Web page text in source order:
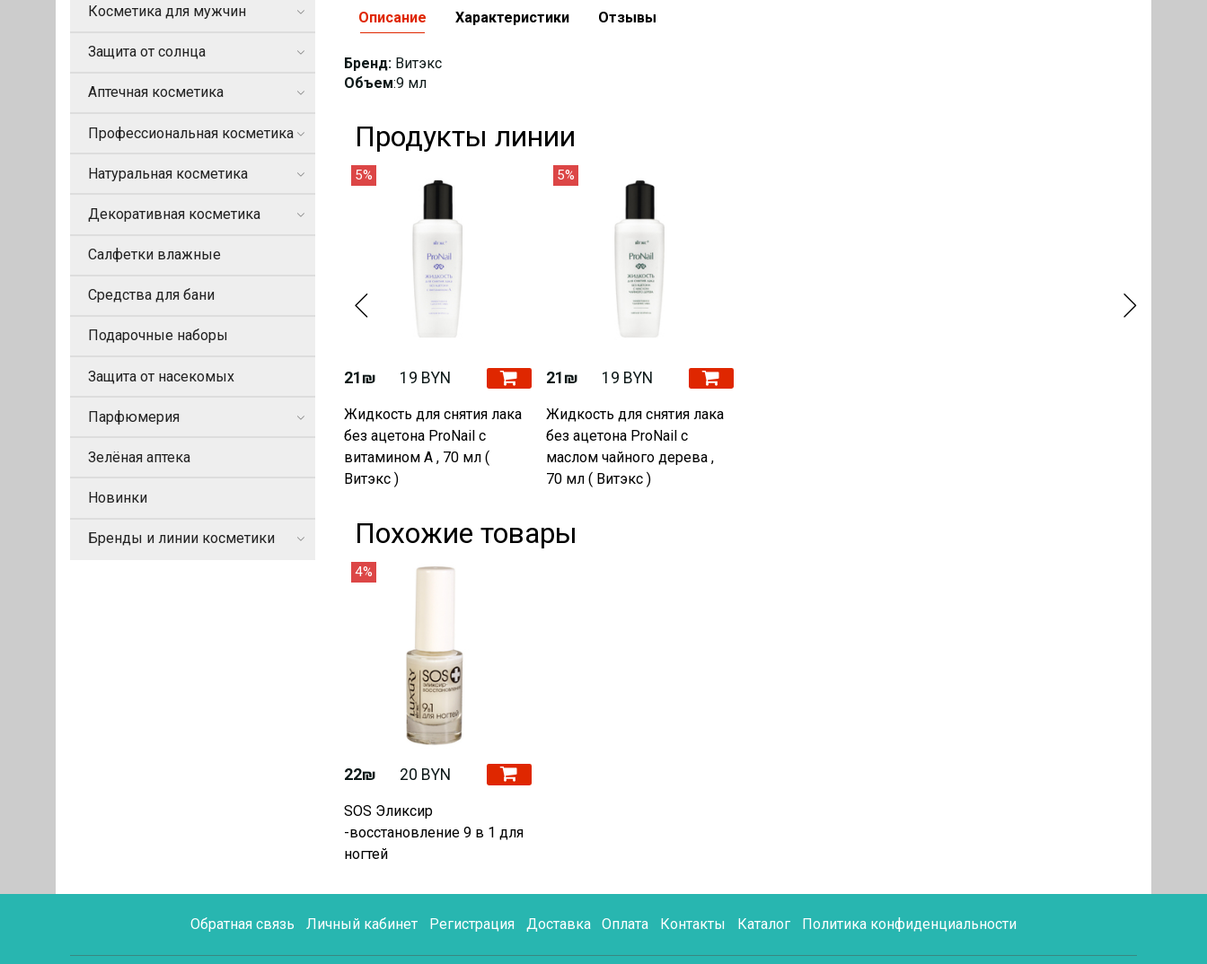
Описание
Бренд: Витэкс
Объем:9 мл
Характеристики Отзывы
Продукты линии
5%
21₪ 19 BYN
Жидкость для снятия лака
без ацетона ProNail с
витамином А , 70 мл (
Витэкс )
5%
21₪ 19 BYN
Жидкость для снятия лака
без ацетона ProNail с
маслом чайного дерева ,
70 мл ( Витэкс )
Похожие товары
4%
22₪ 20 BYN
SOS Эликсир
-восстановление 9 в 1 для
ногтей
Косметика для мужчин
Защита от солнца
Аптечная косметика
Профессиональная косметика
Натуральная косметика
Декоративная косметика
Салфетки влажные
Средства для бани
Подарочные наборы
Защита от насекомых
Парфюмерия
Зелёная аптека
Новинки
Бренды и линии косметики
Обратная связь Личный кабинет Регистрация Доставка Оплата Контакты Каталог Политика конфиденциальности